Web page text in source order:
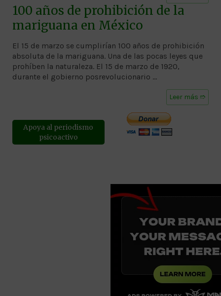
100 años de prohibición de la
mariguana en México
El 15 de marzo se cumplirían 100 años de prohibición
absoluta de la mariguana. Una de las pocas leyes que
prohíben la naturaleza. El 15 de marzo de 1920,
durante el gobierno posrevolucionario …
Leer más ➱
Apoya al periodismo
psicoactivo